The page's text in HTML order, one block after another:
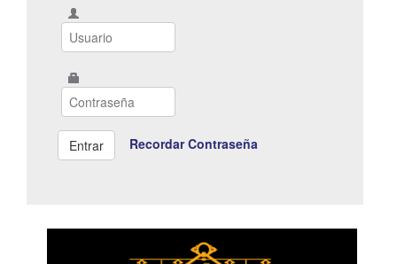
Recordar Contraseña